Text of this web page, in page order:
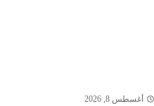
أغسطس 8, 2026